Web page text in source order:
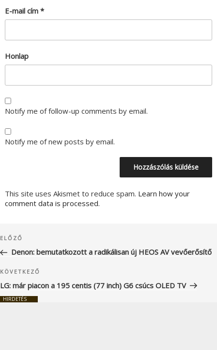
E-mail cím *
Honlap
Notify me of follow-up comments by email.
Notify me of new posts by email.
This site uses Akismet to reduce spam. Learn how your
comment data is processed.
navigáció
Korábbi
bejegyzés
ELŐZŐ
Denon: bemutatkozott a radikálisan új HEOS AV vevőerősítő
Következő
bejegyzés
KÖVETKEZŐ
LG: már piacon a 195 centis (77 inch) G6 csúcs OLED TV
HIRDETÉS